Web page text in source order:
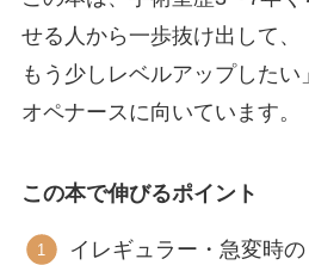
せる人から一歩抜け出して、
もう少しレベルアップした
オペナースに向いています。
この本で伸びるポイント
イレギュラー・急変時